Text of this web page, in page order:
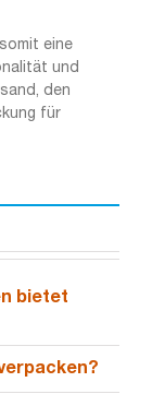
eine
und
den
für
bietet